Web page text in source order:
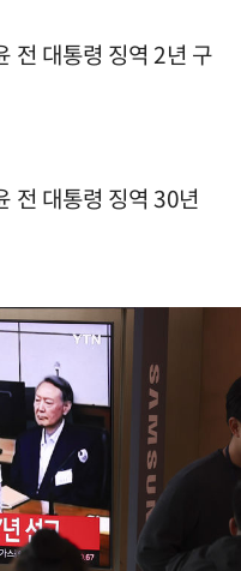
전 대통령 징역 2년 구
전 대통령 징역 30년